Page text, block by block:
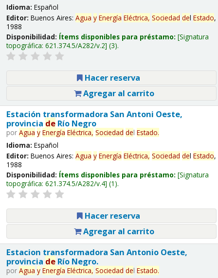
Idioma: Español
Editor: Buenos Aires: Agua y Energía Eléctrica, Sociedad del Estado,
1988
Disponibilidad: Ítems disponibles para préstamo: Signatura
topográfica: 621.374.5/A282/v.2 (3).
Hacer reserva
Agregar al carrito
Estación transformadora San Antoni Oeste,
provincia deRío Negro
por Agua y Energía Eléctrica, Sociedad del Estado.
Idioma: Español
Editor: Buenos Aires: Agua y Energía Eléctrica, Sociedad del Estado,
1988
Disponibilidad: Ítems disponibles para préstamo: Signatura
topográfica: 621.374.5/A282/v.4 (1).
Hacer reserva
Agregar al carrito
Estacion transformadora San Antonio Oeste,
provincia deRío Negro.
por Agua y Energía Eléctrica, Sociedad del Estado.